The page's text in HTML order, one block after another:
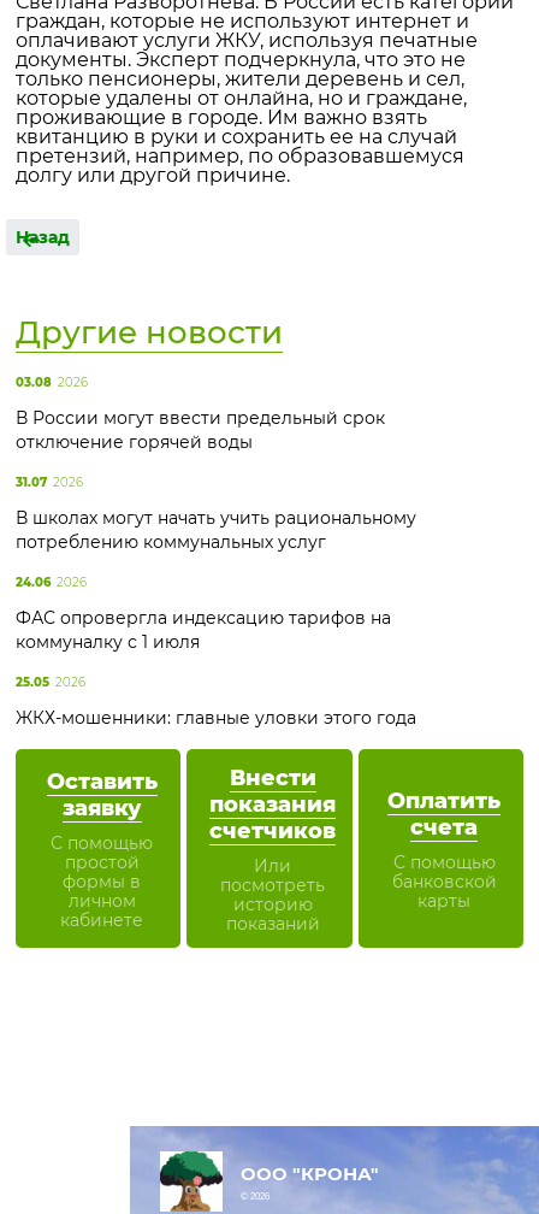
граждан, которые не используют интернет и
оплачивают услуги ЖКУ, используя печатные
документы. Эксперт подчеркнула, что это не
только пенсионеры, жители деревень и сел,
которые удалены от онлайна, но и граждане,
проживающие в городе. Им важно взять
квитанцию в руки и сохранить ее на случай
претензий, например, по образовавшемуся
долгу или другой причине.
Назад
Оставить
заявку
С помощью
простой
формы в
личном
кабинете
Внести
показания
счетчиков
Или
посмотреть
историю
показаний
Оплатить
счета
С помощью
банковской
карты
Другие новости
03.08 2026
В России могут ввести предельный срок
отключение горячей воды
31.07 2026
В школах могут начать учить рациональному
потреблению коммунальных услуг
24.06 2026
ФАС опровергла индексацию тарифов на
коммуналку с 1 июля
25.05 2026
ЖКХ-мошенники: главные уловки этого года
ООО "КРОНА"
© 2026